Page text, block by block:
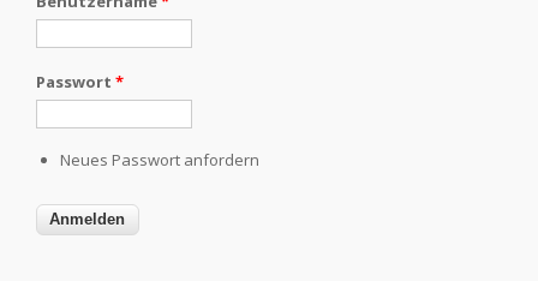
Passwort *
Neues Passwort anfordern